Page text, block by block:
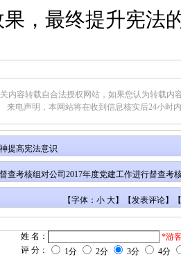
，最终提升宪法
内容转载自合法授权网站，如果您认为转载内
来电声明，本网站将在收到信息核实后24小时
提高宪法意识
查考核组对公司2017年度党建工作进行督查考
【字体：小 大】【发表评论】【
姓 名：
*游
评 分：
1分 2分 3分 4分